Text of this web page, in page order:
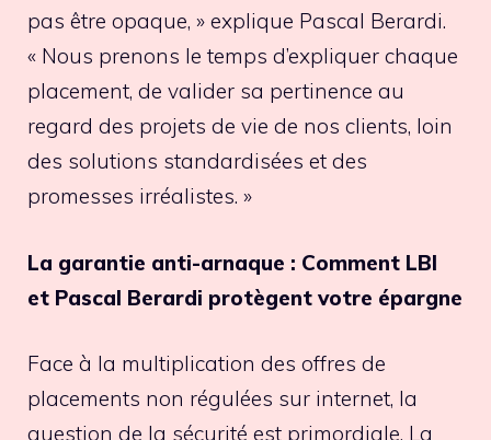
pas être opaque, » explique Pascal Berardi.
« Nous prenons le temps d’expliquer chaque
placement, de valider sa pertinence au
regard des projets de vie de nos clients, loin
des solutions standardisées et des
promesses irréalistes. »
La garantie anti-arnaque : Comment LBI
et Pascal Berardi protègent votre épargne
Face à la multiplication des offres de
placements non régulées sur internet, la
question de la sécurité est primordiale. La